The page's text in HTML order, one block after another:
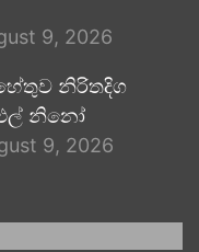
9, 2026
නිරිතදිග
එල් නිනෝ
9, 2026